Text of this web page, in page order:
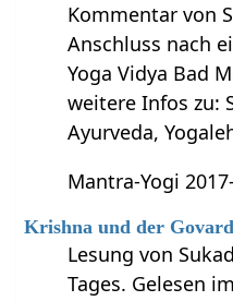
Kommentar von
Anschluss nach
Yoga Vidya Bad
weitere Infos zu:
Ayurveda,
Mantra-Yogi
Krishna und der
Lesung von
Tages. Gelesen